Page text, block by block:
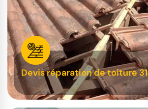
Devis réparation de toiture 31